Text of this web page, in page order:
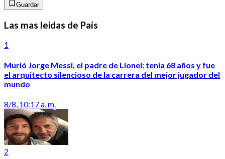
Guardar
Las mas leidas de País
1
Murió Jorge Messi, el padre de Lionel: tenía 68 años y fue
el arquitecto silencioso de la carrera del mejor jugador del
mundo
8/8, 10:17 a. m.
2